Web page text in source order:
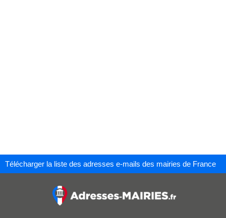
Télécharger la liste des adresses e-mails des mairies de France